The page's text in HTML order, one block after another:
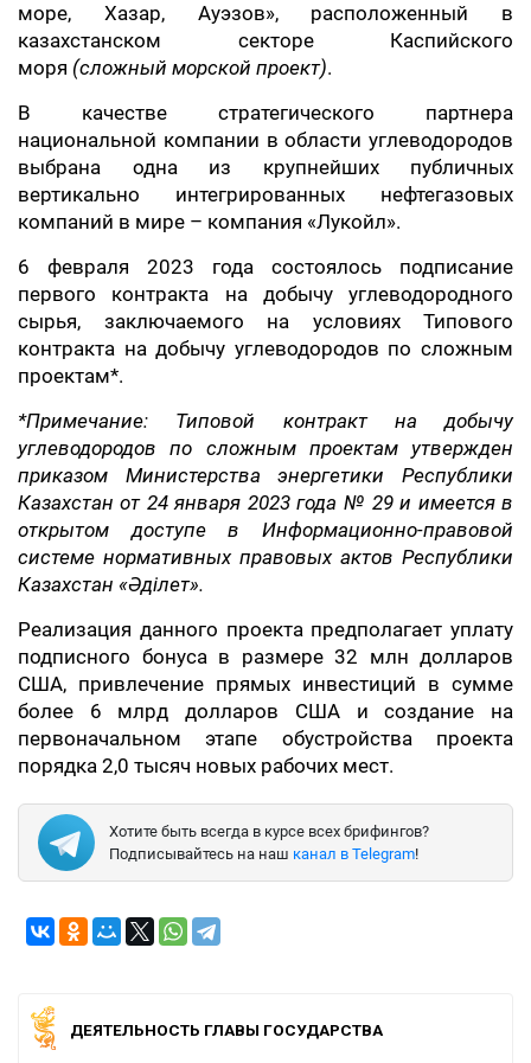
море, Хазар, Ауэзов», расположенный в
казахстанском секторе Каспийского
моря (сложный морской проект).
В качестве стратегического партнера
национальной компании в области углеводородов
выбрана одна из крупнейших публичных
вертикально интегрированных нефтегазовых
компаний в мире – компания «Лукойл».
6 февраля 2023 года состоялось подписание
первого контракта на добычу углеводородного
сырья, заключаемого на условиях Типового
контракта на добычу углеводородов по сложным
проектам*.
*Примечание: Типовой контракт на добычу
углеводородов по сложным проектам утвержден
приказом Министерства энергетики Республики
Казахстан от 24 января 2023 года № 29 и имеется в
открытом доступе в Информационно-правовой
системе нормативных правовых актов Республики
Казахстан «Әділет».
Реализация данного проекта предполагает уплату
подписного бонуса в размере 32 млн долларов
США, привлечение прямых инвестиций в сумме
более 6 млрд долларов США и создание на
первоначальном этапе обустройства проекта
порядка 2,0 тысяч новых рабочих мест.
Хотите быть всегда в курсе всех брифингов?
Подписывайтесь на наш канал в Telegram!
ДЕЯТЕЛЬНОСТЬ ГЛАВЫ ГОСУДАРСТВА